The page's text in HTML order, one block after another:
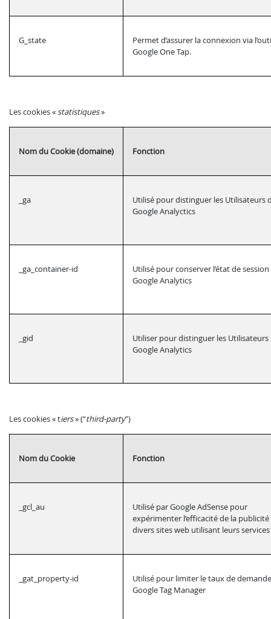
G_state
Permet d’assurer la connexion via
Google One Tap.
Les cookies « statistiques»
Nom du Cookie (domaine) Fonction
_ga
Utilisé pour distinguer les Utilisateurs
Google Analyctics
_ga_container-id
Utilisé pour conserver l’état de
Google Analytics
_gid
Utiliser pour distinguer les Utilisateurs
Google Analytics
Les cookies « tiers» (“third-party”)
Nom du Cookie Fonction
_gcl_au
Utilisé par Google AdSense pour
expérimenter l’efficacité de la
divers sites web utilisant leurs services
_gat_property-id
Utilisé pour limiter le taux de
Google Tag Manager